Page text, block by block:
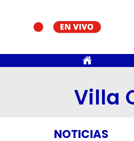
Villa
NOTICIAS